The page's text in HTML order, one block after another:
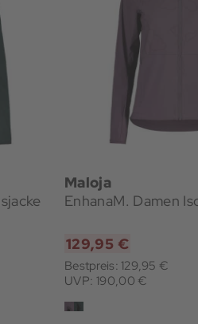
Maloja
EnhanaM. Damen
129,95 €
Bestpreis: 129,95 €
UVP: 190,00 €